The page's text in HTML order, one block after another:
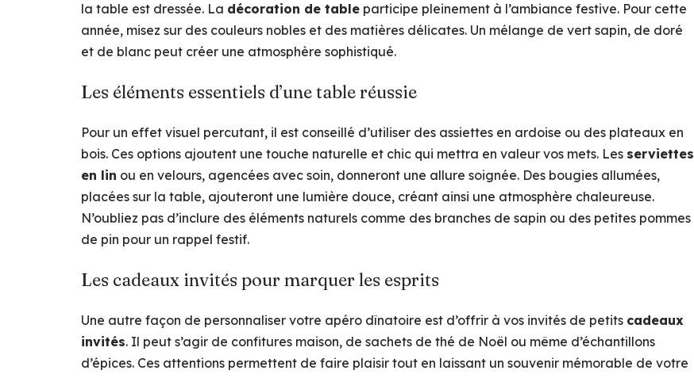
la table est dressée. La décoration de table participe pleinement à l’ambiance festive. Pour cette
année, misez sur des couleurs nobles et des matières délicates. Un mélange de vert sapin, de doré
et de blanc peut créer une atmosphère sophistiqué.
Les éléments essentiels d’une table réussie
Pour un effet visuel percutant, il est conseillé d’utiliser des assiettes en ardoise ou des plateaux en
bois. Ces options ajoutent une touche naturelle et chic qui mettra en valeur vos mets. Les serviettes
en lin ou en velours, agencées avec soin, donneront une allure soignée. Des bougies allumées,
placées sur la table, ajouteront une lumière douce, créant ainsi une atmosphère chaleureuse.
N’oubliez pas d’inclure des éléments naturels comme des branches de sapin ou des petites pommes
de pin pour un rappel festif.
Les cadeaux invités pour marquer les esprits
Une autre façon de personnaliser votre apéro dînatoire est d’offrir à vos invités de petits cadeaux
invités. Il peut s’agir de confitures maison, de sachets de thé de Noël ou même d’échantillons
d’épices. Ces attentions permettent de faire plaisir tout en laissant un souvenir mémorable de votre